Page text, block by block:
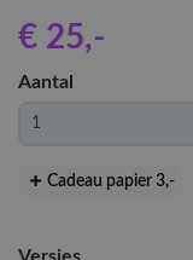
€ 25,-
Aantal
Cadeau papier 3,-